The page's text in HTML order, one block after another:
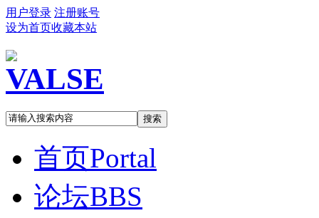
用户登录 注册账号
设为首页收藏本站
搜索
首页Portal
论坛BBS